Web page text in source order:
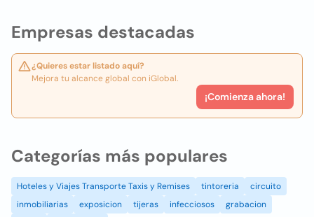
Empresas destacadas
¿Quieres estar listado aquí?
Mejora tu alcance global con iGlobal.
¡Comienza ahora!
Categorías más populares
Hoteles y Viajes Transporte Taxis y Remises tintoreria
circuito
inmobiliarias
exposicion tijeras infecciosos grabacion